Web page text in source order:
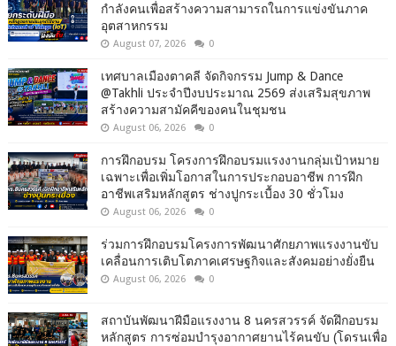
กำลังคนเพื่อสร้างความสามารถในการแข่งขันภาค
อุตสาหกรรม
August 07, 2026 0
เทศบาลเมืองตาคลี จัดกิจกรรม Jump & Dance
@Takhli ประจำปีงบประมาณ 2569 ส่งเสริมสุขภาพ
สร้างความสามัคคีของคนในชุมชน
August 06, 2026 0
การฝึกอบรม โครงการฝึกอบรมแรงงานกลุ่มเป้าหมาย
เฉพาะเพื่อเพิ่มโอกาสในการประกอบอาชีพ การฝึก
อาชีพเสริมหลักสูตร ช่างปูกระเบื้อง 30 ชั่วโมง
August 06, 2026 0
ร่วมการฝึกอบรมโครงการพัฒนาศักยภาพแรงงานขับ
เคลื่อนการเติบโตภาคเศรษฐกิจและสังคมอย่างยั่งยืน
August 06, 2026 0
สถาบันพัฒนาฝีมือแรงงาน 8 นครสวรรค์ จัดฝึกอบรม
หลักสูตร การซ่อมบำรุงอากาศยานไร้คนขับ (โดรนเพื่อ